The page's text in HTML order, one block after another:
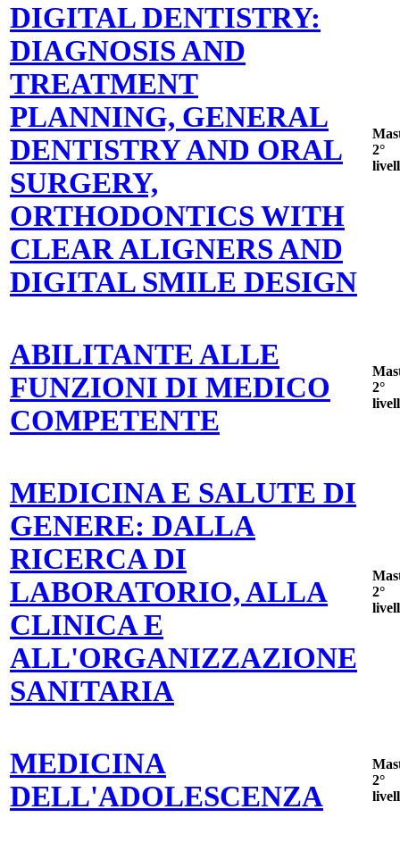
DIGITAL DENTISTRY:
DIAGNOSIS AND
TREATMENT
PLANNING, GENERAL
DENTISTRY AND ORAL
SURGERY,
ORTHODONTICS WITH
CLEAR ALIGNERS AND
DIGITAL SMILE DESIGN
2°
ABILITANTE ALLE
FUNZIONI DI MEDICO
COMPETENTE
2°
MEDICINA E SALUTE DI
GENERE: DALLA
RICERCA DI
LABORATORIO, ALLA
CLINICA E
ALL'ORGANIZZAZIONE
SANITARIA
2°
MEDICINA
DELL'ADOLESCENZA
2°